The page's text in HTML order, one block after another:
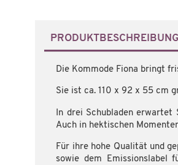
PRODUKTBESCHREIBUNG
Die Kommode Fiona bringt
Sie ist ca. 110 x 92 x 55 cm
In drei Schubladen
Auch in hektischen
Für ihre hohe Qualität und
sowie dem Emissionslabel